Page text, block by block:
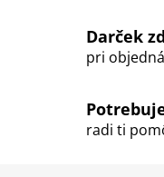
Darček
pri
radi ti